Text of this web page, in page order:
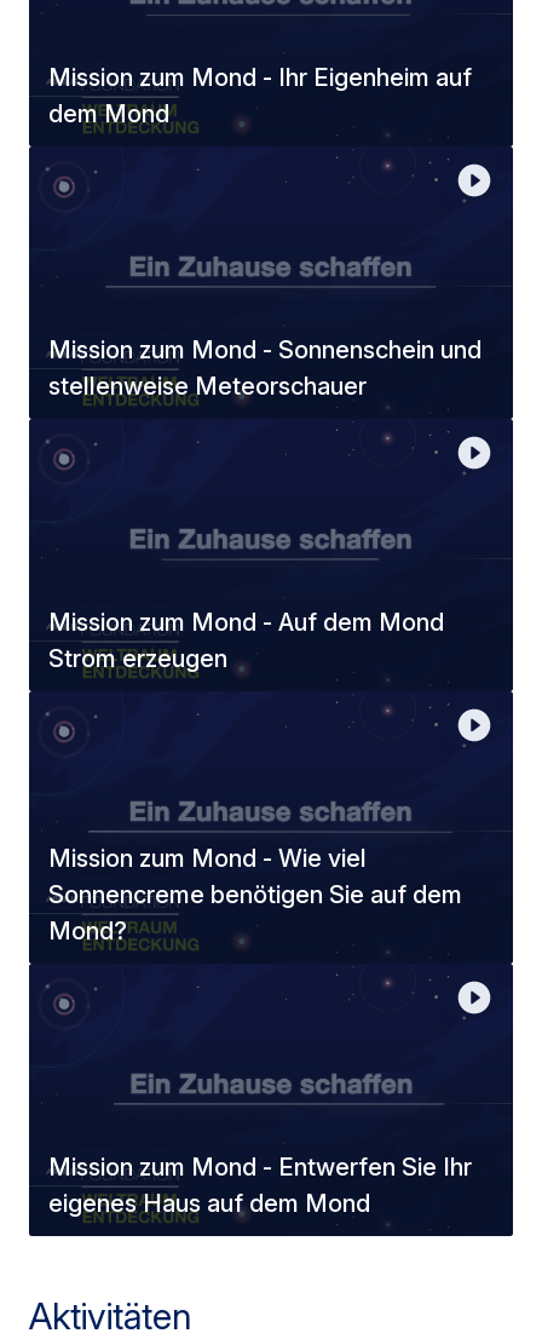
Mission zum Mond - Ihr Eigenheim auf
dem Mond
Mission zum Mond - Sonnenschein und
stellenweise Meteorschauer
Mission zum Mond - Auf dem Mond
Strom erzeugen
Mission zum Mond - Wie viel
Sonnencreme benötigen Sie auf dem
Mond?
Mission zum Mond - Entwerfen Sie Ihr
eigenes Haus auf dem Mond
Aktivitäten